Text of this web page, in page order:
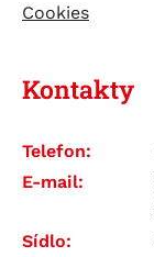
Cookies
Kontakty
Telefon:
E-mail:
Sídlo: